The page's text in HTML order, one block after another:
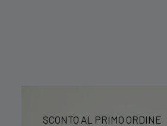
SCONTO AL PRIMO ORDINE